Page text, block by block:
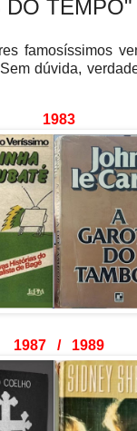
DO TEMPO"
famosíssimos
dúvida,
1983
1987 / 1989